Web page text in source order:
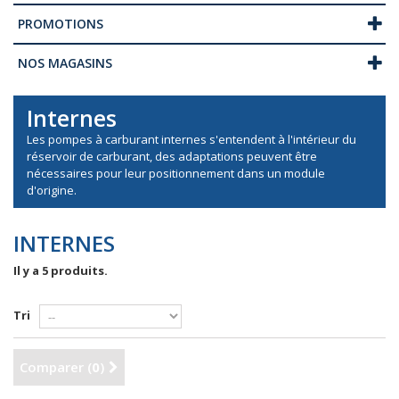
PROMOTIONS
NOS MAGASINS
Internes
Les pompes à carburant internes s'entendent à l'intérieur du
réservoir de carburant, des adaptations peuvent être
nécessaires pour leur positionnement dans un module
d'origine.
INTERNES
Il y a 5 produits.
Tri
Comparer (0)